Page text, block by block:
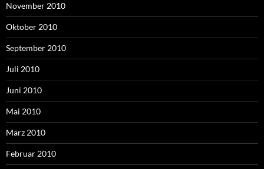
November 2010
Oktober 2010
September 2010
Juli 2010
Juni 2010
Mai 2010
März 2010
Februar 2010